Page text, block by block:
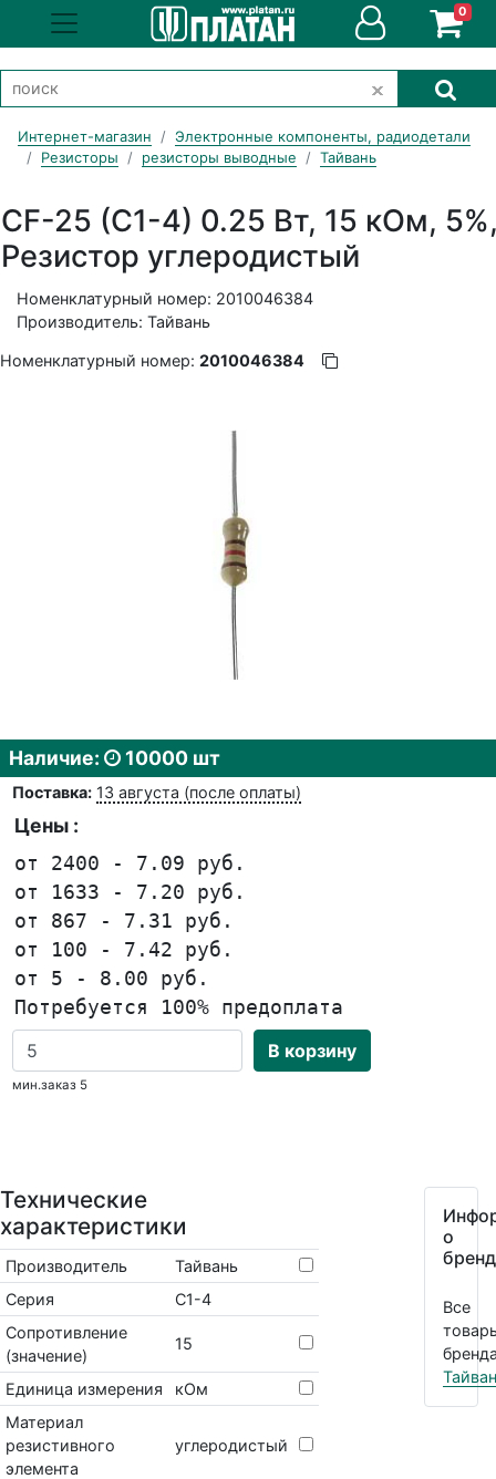
0
Интернет-магазин
Электронные компоненты, радиодетали
Резисторы
резисторы выводные Тайвань
CF-25 (С1-4) 0.25 Вт, 15 кОм,
Резистор углеродистый
Номенклатурный номер: 2010046384
Производитель: Тайвань
Номенклатурный номер: 2010046384
Наличие: 10000 шт
Поставка: 13 августа (после оплаты)
Цены :
от 2400 - 7.09 руб.
от 1633 - 7.20 руб.
от 867 - 7.31 руб.
от 100 - 7.42 руб.
от 5 - 8.00 руб.
Потребуется 100% предоплата
В корзину
мин.заказ 5
Технические
характеристики
Производитель
Тайвань
Серия
С1-4
Сопротивление
(значение)
15
Единица измерения
кОм
Материал
резистивного
элемента
углеродистый
о
Все